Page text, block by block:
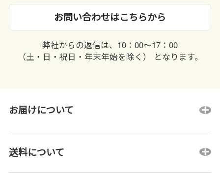
お問い合わせはこちらから
弊社からの返信は、10：00〜17：00
（土・日・祝日・年末年始を除く） となります。
お届けについて
送料について